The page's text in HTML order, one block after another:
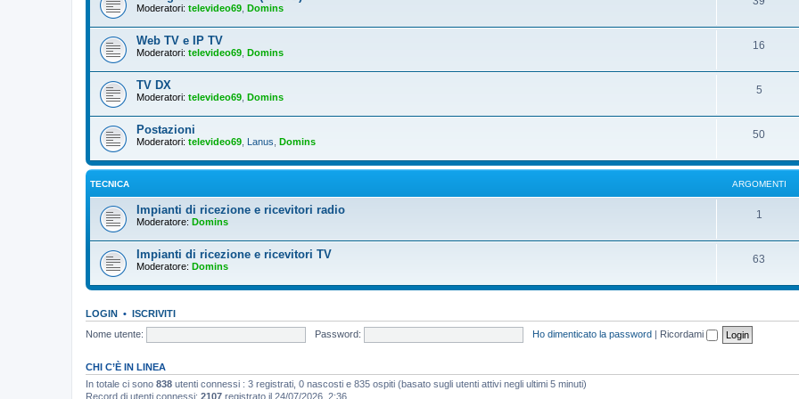
Moderatori: televideo69 Domins
Web TV e IP TV
Moderatori: televideo69 Domins
16
TV DX
Moderatori: televideo69 Domins
5
Postazioni
Moderatori: televideo69 Lanus Domins
50
TECNICA ARGOMENTI
Impianti di ricezione e ricevitori radio
Moderatore: Domins
1
Impianti di ricezione e ricevitori TV
Moderatore: Domins
63
LOGIN • ISCRIVITI
Nome utente:
Password: Ho dimenticato la password | Ricordami
CHI C’È IN LINEA
In totale ci sono 838 utenti connessi : 3 registrati, 0 nascosti e 835 ospiti (basato sugli utenti attivi negli ultimi 5 minuti)
Record di utenti connessi: 2107 registrato il 24/07/2026, 2:36